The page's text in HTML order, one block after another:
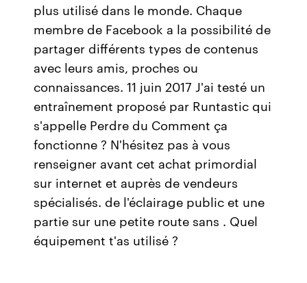
plus utilisé dans le monde. Chaque
membre de Facebook a la possibilité de
partager différents types de contenus
avec leurs amis, proches ou
connaissances. 11 juin 2017 J'ai testé un
entraînement proposé par Runtastic qui
s'appelle Perdre du Comment ça
fonctionne ? N'hésitez pas à vous
renseigner avant cet achat primordial
sur internet et auprès de vendeurs
spécialisés. de l'éclairage public et une
partie sur une petite route sans . Quel
équipement t'as utilisé ?